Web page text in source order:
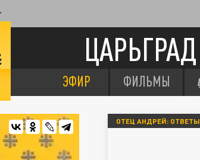
ЦАРЬГРАД
ЭФИР ФИЛЬМЫ
ОТЕЦ АНДРЕЙ: ОТВЕТЫ